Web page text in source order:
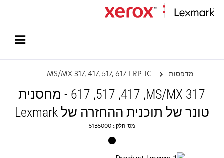
מדפסות MS/MX 317, 417, 517, 617 LRP TC
MS/MX 317‏, 417, 517, 617 - מחסנית
טונר של תוכנית ההחזרה של Lexmark
מס' חלק.: 51B5000